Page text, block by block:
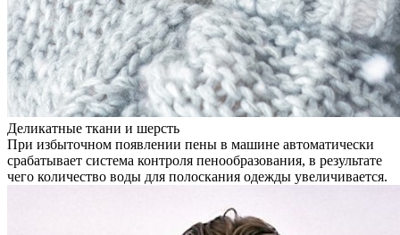
Деликатные ткани и шерсть
При избыточном появлении пены в машине автоматически
срабатывает система контроля пенообразования, в результате
чего количество воды для полоскания одежды увеличивается.